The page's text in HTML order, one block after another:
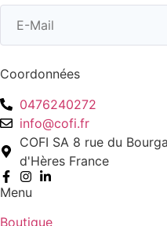
Coordonnées
0476240272
info@cofi.fr
COFI SA 8 rue du
d'Hères France
Menu
Boutique